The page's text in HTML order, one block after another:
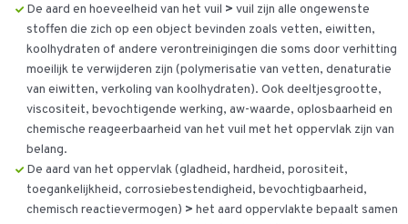
De aard en hoeveelheid van het vuil > vuil zijn alle ongewenste
stoffen die zich op een object bevinden zoals vetten, eiwitten,
koolhydraten of andere verontreinigingen die soms door verhitting
moeilijk te verwijderen zijn (polymerisatie van vetten, denaturatie
van eiwitten, verkoling van koolhydraten). Ook deeltjesgrootte,
viscositeit, bevochtigende werking, aw-waarde, oplosbaarheid en
chemische reageerbaarheid van het vuil met het oppervlak zijn van
belang.
De aard van het oppervlak (gladheid, hardheid, porositeit,
toegankelijkheid, corrosiebestendigheid, bevochtigbaarheid,
chemisch reactievermogen) > het aard oppervlakte bepaalt samen